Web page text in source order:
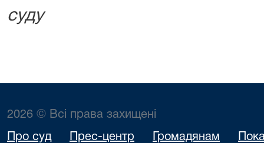
суду
2026 © Всі права захищені
Про суд Прес-центр Громадянам